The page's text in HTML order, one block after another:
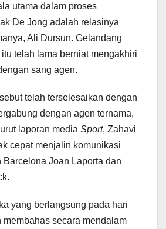
utama dalam proses
De Jong adalah relasinya
Ali Dursun. Gelandang
telah lama berniat mengakhiri
sang agen.
telah terselesaikan dengan
dengan agen ternama,
laporan media Sport, Zahavi
cepat menjalin komunikasi
Joan Laporta dan
yang berlangsung pada hari
membahas secara mendalam